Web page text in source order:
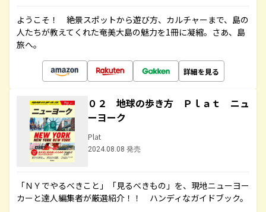
ようこそ！ 絶景スポットから遊び方、カルチャーまで、島の
人たちが教えてくれた奄美大島の魅力を1冊に凝縮。さあ、島
旅へ。
詳細を見る
０２ 地球の歩き方 Ｐｌａｔ ニュ
ーヨーク
Plat
2024.08.08 発売
「ＮＹでやるべきこと」「見るべきもの」を、現地ニューヨー
カーと達人編集者が厳選紹介！！ ハンディなガイドブック。